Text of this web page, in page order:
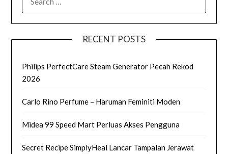
FOR:
RECENT POSTS
Philips PerfectCare Steam Generator Pecah Rekod
2026
Carlo Rino Perfume – Haruman Feminiti Moden
Midea 99 Speed Mart Perluas Akses Pengguna
Secret Recipe SimplyHeal Lancar Tampalan Jerawat